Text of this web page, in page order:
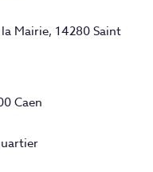
Mairie, 14280 Saint
Caen